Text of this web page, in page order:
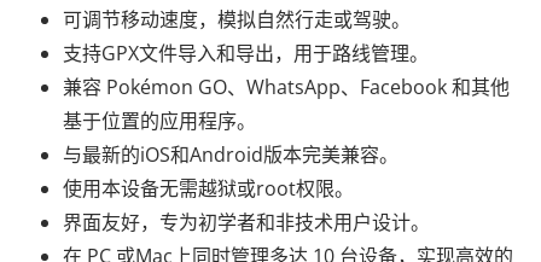
可调节移动速度，模拟自然行走或驾驶。
支持GPX文件导入和导出，用于路线管理。
兼容 Pokémon GO、WhatsApp、Facebook 和其他
基于位置的应用程序。
与最新的iOS和Android版本完美兼容。
使用本设备无需越狱或root权限。
界面友好，专为初学者和非技术用户设计。
在 PC 或Mac上同时管理多达 10 台设备，实现高效的